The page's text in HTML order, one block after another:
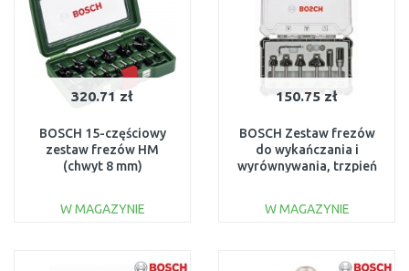
320.71 zł
BOSCH 15-częściowy
zestaw frezów HM
(chwyt 8 mm)
W MAGAZYNIE
Do porównania
150.75 zł
BOSCH Zestaw frezów
do wykańczania i
wyrównywania, trzpień
W MAGAZYNIE
Do porównania